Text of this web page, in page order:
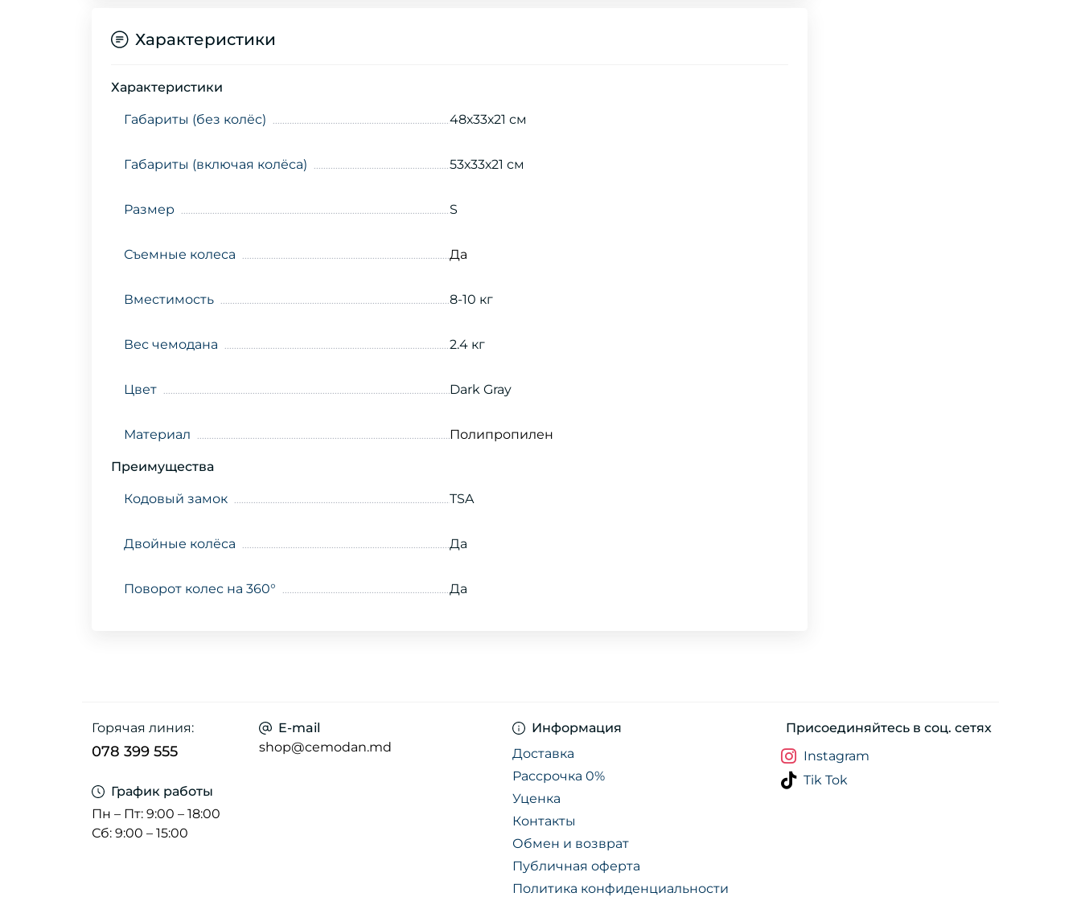
Характеристики
Характеристики
Габариты (без колёс) 48х33х21 см
Габариты (включая колёса) 53х33х21 см
Размер S
Съемные колеса Да
Вместимость 8-10 кг
Вес чемодана 2.4 кг
Цвет Dark Gray
Материал Полипропилен
Преимущества
Кодовый замок TSA
Двойные колёса Да
Поворот колес на 360° Да
Горячая линия:
078 399 555
График работы
Пн – Пт: 9:00 – 18:00
Сб: 9:00 – 15:00
E-mail
shop@cemodan.md
Информация
Доставка
Рассрочка 0%
Уценка
Контакты
Обмен и возврат
Публичная оферта
Политика конфиденциальности
Присоединяйтесь в соц. сетях
Instagram
Tik Tok